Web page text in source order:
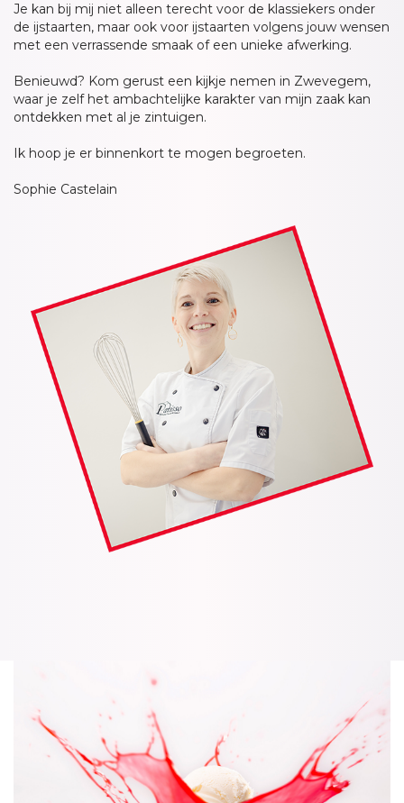
Je kan bij mij niet alleen terecht voor de klassiekers onder
de ijstaarten, maar ook voor ijstaarten volgens jouw wensen
met een verrassende smaak of een unieke afwerking.
Benieuwd? Kom gerust een kijkje nemen in Zwevegem,
waar je zelf het ambachtelijke karakter van mijn zaak kan
ontdekken met al je zintuigen.
Ik hoop je er binnenkort te mogen begroeten.
Sophie Castelain